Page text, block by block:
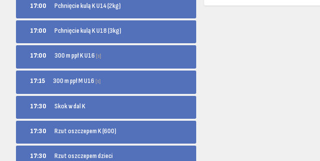
17:00 Pchnięcie kulą K U14 (2kg)
17:00 Pchnięcie kulą K U18 (3kg)
17:00 300 m ppł K U16 [s]
17:15 300 m ppł M U16 [s]
17:30 Skok w dal K
17:30 Rzut oszczepem K (600)
17:30 Rzut oszczepem dzieci